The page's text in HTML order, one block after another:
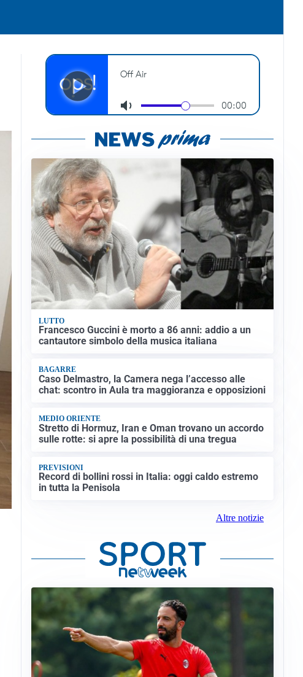
LUTTO
Francesco Guccini è morto a 86 anni: addio a un
cantautore simbolo della musica italiana
BAGARRE
Caso Delmastro, la Camera nega l’accesso alle
chat: scontro in Aula tra maggioranza e opposizioni
MEDIO ORIENTE
Stretto di Hormuz, Iran e Oman trovano un accordo
sulle rotte: si apre la possibilità di una tregua
PREVISIONI
Record di bollini rossi in Italia: oggi caldo estremo
in tutta la Penisola
Altre notizie